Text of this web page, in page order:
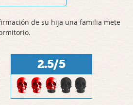
de su hija una familia mete
2.5/5